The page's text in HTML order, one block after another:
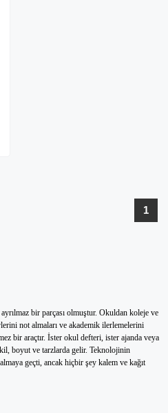
1
bir parçası olmuştur. Okuldan koleje ve
not almaları ve akademik ilerlemelerini
bir araçtır. İster okul defteri, ister ajanda veya
boyut ve tarzlarda gelir. Teknolojinin
geçti, ancak hiçbir şey kalem ve kağıt